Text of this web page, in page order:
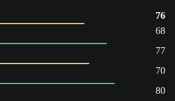
76
68
77
70
80